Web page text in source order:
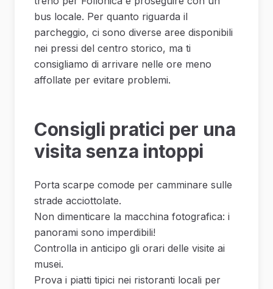
bus locale. Per quanto riguarda il
parcheggio, ci sono diverse aree disponibili
nei pressi del centro storico, ma ti
consigliamo di arrivare nelle ore meno
affollate per evitare problemi.
Consigli pratici per una
visita senza intoppi
Porta scarpe comode per camminare sulle
strade acciottolate.
Non dimenticare la macchina fotografica: i
panorami sono imperdibili!
Controlla in anticipo gli orari delle visite ai
musei.
Prova i piatti tipici nei ristoranti locali per